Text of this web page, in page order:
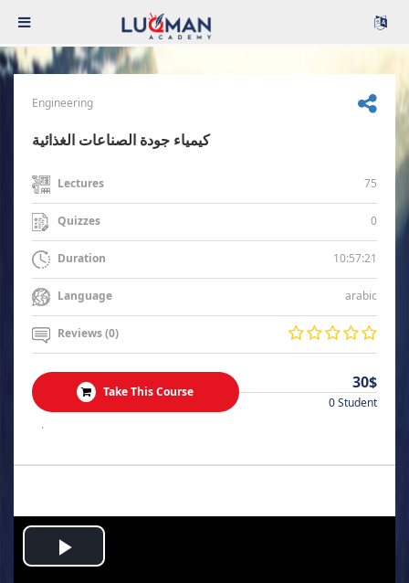
Engineering
كيمياء جودة الصناعات الغذائية
Lectures 75
Quizzes 0
Duration 10:57:21
Language arabic
Reviews (0)
Take This Course 30$
0 Student
.
Play